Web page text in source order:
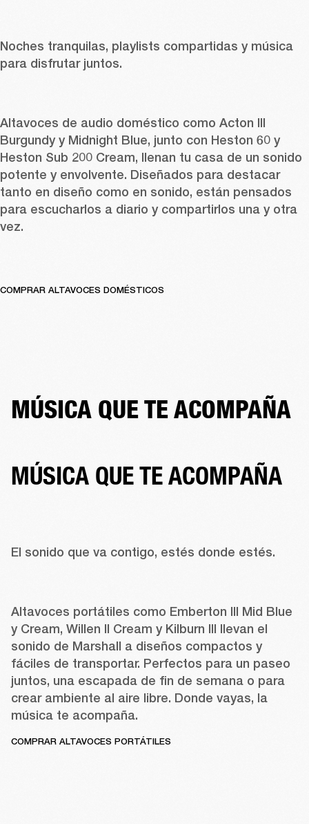
Noches tranquilas, playlists compartidas y música
para disfrutar juntos.
Altavoces de audio doméstico como Acton III
Burgundy y Midnight Blue, junto con Heston 60
y
Heston Sub 200 Cream, llenan tu casa de un sonido
potente y envolvente. Diseñados para destacar
tanto en diseño como en sonido, están pensados
para escucharlos a diario y compartirlos una y otra
vez.
COMPRAR ALTAVOCES DOMÉSTICOS
MÚSICA QUE TE ACOMPAÑA
MÚSICA QUE TE ACOMPAÑA
El sonido que va contigo, estés donde estés.
Altavoces portátiles como Emberton III Mid Blue
y Cream, Willen II Cream y Kilburn III llevan el
sonido de Marshall a diseños compactos y
fáciles de transportar. Perfectos para un paseo
juntos, una escapada de fin de semana o para
crear ambiente al aire libre. Donde vayas, la
música te acompaña.
COMPRAR ALTAVOCES PORTÁTILES